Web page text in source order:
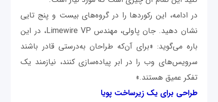
در ادامه، این رکوردها را در گروه‌های بیست و پنج تایی
نشان دهید. جان پاولی، مهندس Limewire VP، در این
‌باره می‌گوید: «برای آن‌که طراحان به‌درستی قادر باشند
سرویس‌های وب را در ابر پیاده‌سازی کنند، نیازمند یک
تفکر عمیق هستند.»
طراحی برای یک زیرساخت پویا